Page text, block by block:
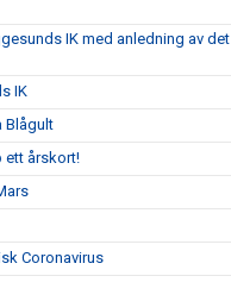
IK med anledning av det
IK
Blågult
ett årskort!
Coronavirus